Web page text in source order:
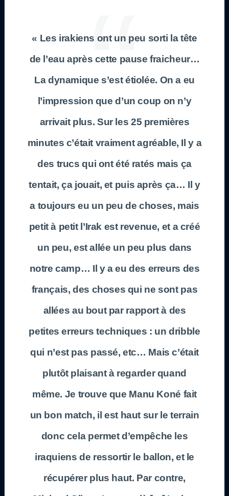
« Les irakiens ont un peu sorti la tête
de l’eau après cette pause fraicheur…
La dynamique s’est étiolée. On a eu
l’impression que d’un coup on n’y
arrivait plus. Sur les 25 premières
minutes c’était vraiment agréable, Il y a
des trucs qui ont été ratés mais ça
tentait, ça jouait, et puis après ça… Il y
a toujours eu un peu de choses, mais
petit à petit l’Irak est revenue, et a créé
un peu, est allée un peu plus dans
notre camp… Il y a eu des erreurs des
français, des choses qui ne sont pas
allées au bout par rapport à des
petites erreurs techniques : un dribble
qui n’est pas passé, etc… Mais c’était
plutôt plaisant à regarder quand
même. Je trouve que Manu Koné fait
un bon match, il est haut sur le terrain
donc cela permet d’empêche les
iraquiens de ressortir le ballon, et le
récupérer plus haut. Par contre,